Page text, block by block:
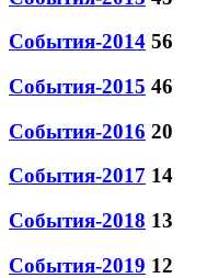
События-2014 56
События-2015 46
События-2016 20
События-2017 14
События-2018 13
События-2019 12